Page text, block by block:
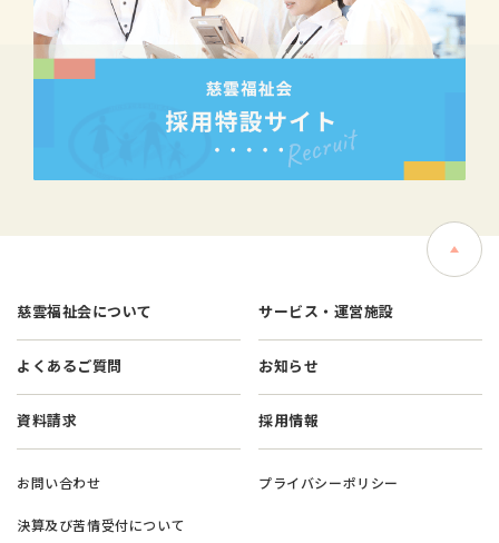
慈雲福祉会について サービス・運営施設
よくあるご質問 お知らせ
資料請求 採用情報
お問い合わせ プライバシーポリシー
決算及び苦情受付について